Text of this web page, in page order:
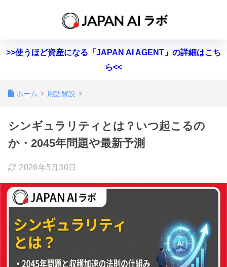
>>使うほど資産になる「JAPAN AI AGENT」の詳細はこち
ら<<
ホーム 用語解説
シンギュラリティとは？いつ起こるの
か・2045年問題や最新予測
2026年5月30日